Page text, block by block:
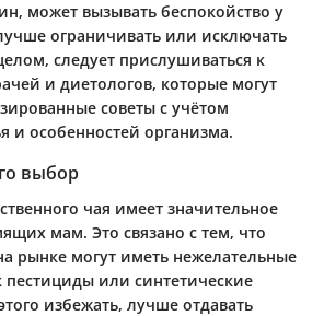
может вызывать беспокойство у
ограничивать или исключать
следует прислушиваться к
и диетологов, которые могут
советы с учётом
и особенностей организма.
выбор
чая имеет значительное
мам. Это связано с тем, что
рынке могут иметь нежелательные
пестициды или синтетические
избежать, лучше отдавать